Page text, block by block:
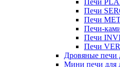
Печи
Печи
Печи
Печи-
Печи
Печи
Дровяные печи
Мини печи для